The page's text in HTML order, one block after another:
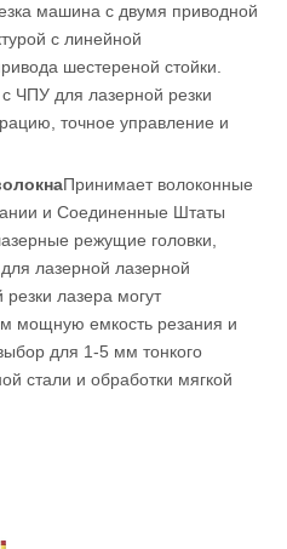
машина с двумя приводной
с линейной
шестереной стойки.
ЧПУ для лазерной резки
точное управление и
Принимает волоконные
и Соединенные Штаты
режущие головки,
лазерной лазерной
лазера могут
мощную емкость резания и
для 1-5 мм тонкого
стали и обработки мягкой